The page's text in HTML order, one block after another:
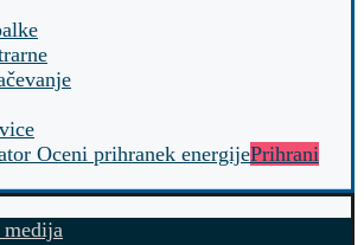
Oceni prihranek energijePrihrani
medija